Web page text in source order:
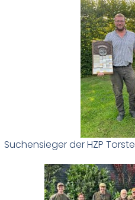
Suchensieger der HZP